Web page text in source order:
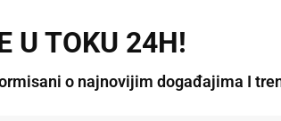
U TOKU 24H!
o najnovijim događajima I